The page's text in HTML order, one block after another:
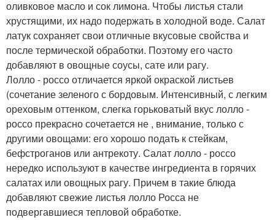
оливковое масло и сок лимона. Чтобы листья стали
хрустящими, их надо подержать в холодной воде. Салат
латук сохраняет свои отличные вкусовые свойства и
после термической обработки. Поэтому его часто
добавляют в овощные соусы, сате или рагу.
Лолло - россо отличается яркой окраской листьев
(сочетание зеленого с бордовым. Интенсивный, с легким
ореховым оттенком, слегка горьковатый вкус лолло -
россо прекрасно сочетается не , внимание, только с
другими овощами: его хорошо подать к стейкам,
бефстроганов или антрекоту. Салат лолло - россо
нередко используют в качестве ингредиента в горячих
салатах или овощных рагу. Причем в такие блюда
добавляют свежие листья лолло Росса не
подвергавшиеся тепловой обработке.